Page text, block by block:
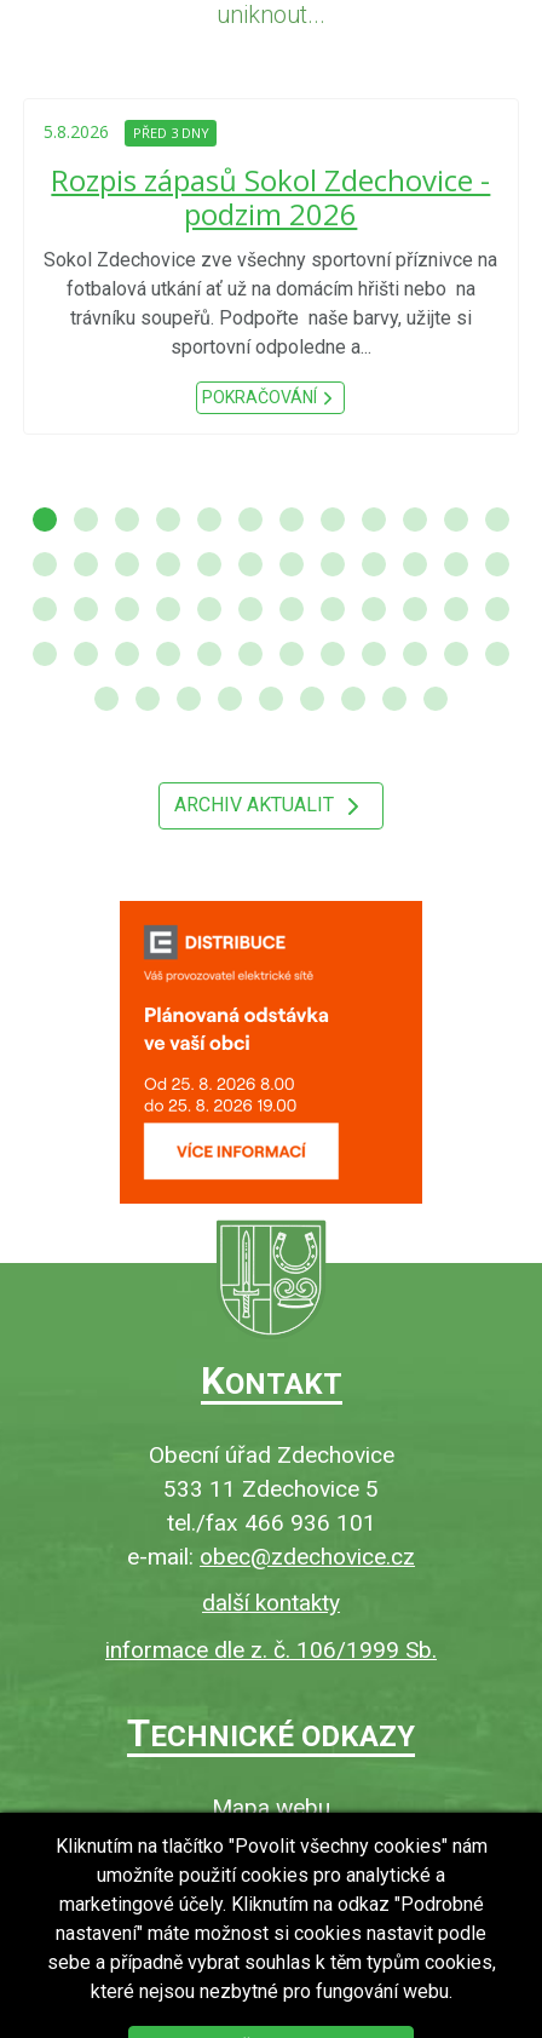
uniknout...
5.8.2026 PŘED 3 DNY
Rozpis zápasů Sokol Zdechovice -
podzim 2026
Sokol Zdechovice zve všechny sportovní příznivce na
fotbalová utkání ať už na domácím hřišti nebo na
trávníku soupeřů. Podpořte naše barvy, užijte si
sportovní odpoledne a...
POKRAČOVÁNÍ
ARCHIV AKTUALIT
KONTAKT
Obecní úřad Zdechovice
533 11 Zdechovice 5
tel./fax 466 936 101
e-mail: obec@zdechovice.cz
další kontakty
informace dle z. č. 106/1999 Sb.
TECHNICKÉ ODKAZY
Mapa webu
O webu
Povinně zveřejňované informace
Ochrana osobních údajů (GDPR)
Vyhledávání
RSS
Kliknutím na tlačítko "Povolit všechny cookies" nám
umožníte použití cookies pro analytické a
marketingové účely. Kliknutím na odkaz "Podrobné
nastavení" máte možnost si cookies nastavit podle
sebe a případně vybrat souhlas k těm typům cookies,
které nejsou nezbytné pro fungování webu.